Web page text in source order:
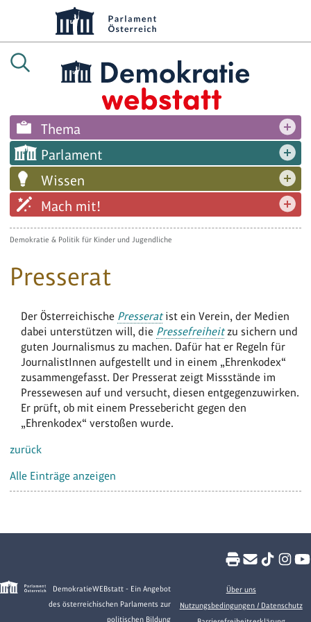
Thema
Parlament
Wissen
Mach mit!
Demokratie & Politik für Kinder und Jugendliche
Presserat
Der Österreichische Presseratist ein Verein, der Medien
dabei unterstützen will, die Pressefreiheitzu sichern und
guten Journalismus zu machen. Dafür hat er Regeln für
JournalistInnen aufgestellt und in einem „Ehrenkodex“
zusammengefasst. Der Presserat zeigt Missstände im
Pressewesen auf und versucht, diesen entgegenzuwirken.
Er prüft, ob mit einem Pressebericht gegen den
„Ehrenkodex“ verstoßen wurde.
zurück
Alle Einträge anzeigen
DemokratieWEBstatt - Ein Angebot
des österreichischen Parlaments zur
politischen Bildung
Über uns
Nutzungsbedingungen / Datenschutz